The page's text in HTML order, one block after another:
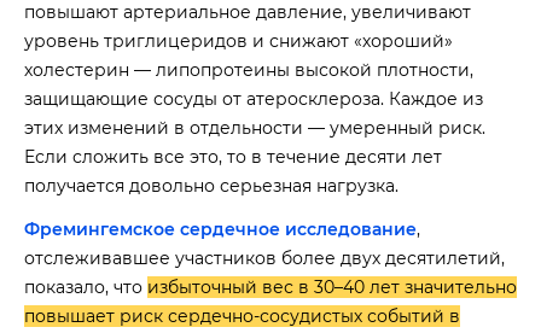
повышают артериальное давление, увеличивают
уровень триглицеридов и снижают «хороший»
холестерин — липопротеины высокой плотности,
защищающие сосуды от атеросклероза. Каждое из
этих изменений в отдельности — умеренный риск.
Если сложить все это, то в течение десяти лет
получается довольно серьезная нагрузка.
Фремингемское сердечное исследование,
отслеживавшее участников более двух десятилетий,
показало, что избыточный вес в 30–40 лет значительно
повышает риск сердечно-сосудистых событий в